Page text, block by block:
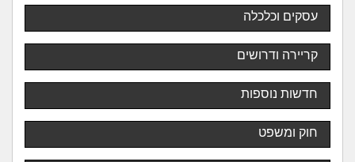
עסקים וכלכלה
קריירה ודרושים
חדשות נוספות
חוק ומשפט